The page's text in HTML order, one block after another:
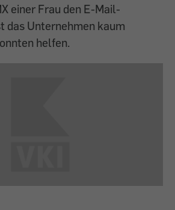
einer Frau den E-Mail-
das Unternehmen kaum
helfen.